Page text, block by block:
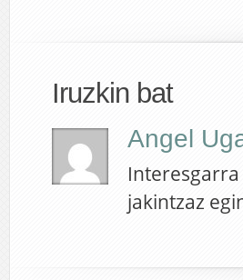
Iruzkin bat
Angel
jakintzaz